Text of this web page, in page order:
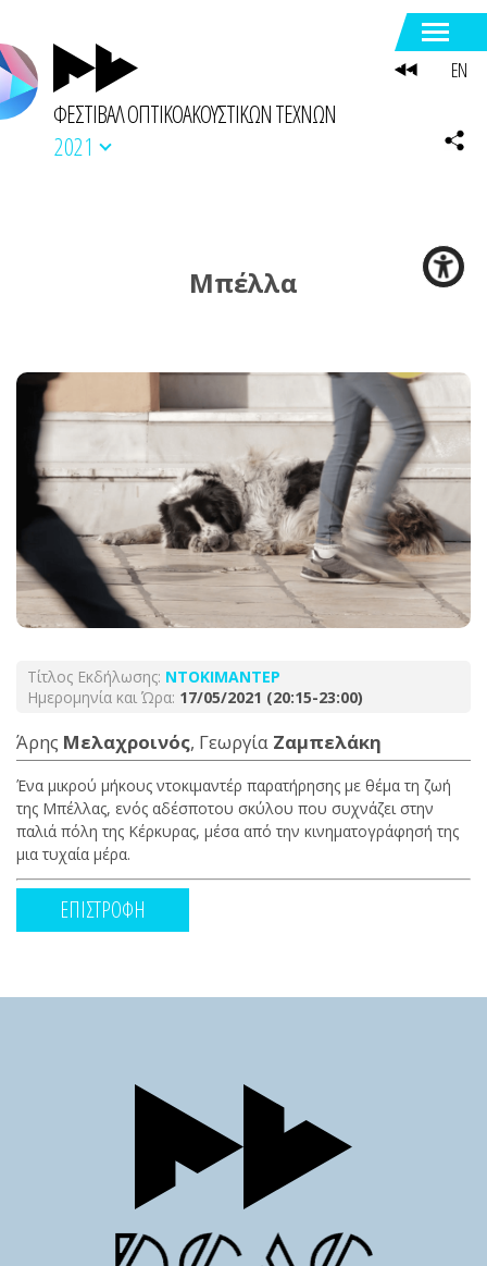
ΦΕΣΤΙΒΑΛ ΟΠΤΙΚΟΑΚΟΥΣΤΙΚΩΝ ΤΕΧΝΩΝ
2021
Μπέλλα
Τίτλος Εκδήλωσης: ΝΤΟΚΙΜΑΝΤΕΡ
Ημερομηνία και Ώρα: 17/05/2021 (20:15-23:00)
Άρης Μελαχροινός, Γεωργία Ζαμπελάκη
Ένα μικρού μήκους ντοκιμαντέρ παρατήρησης με θέμα τη ζωή
της Μπέλλας, ενός αδέσποτου σκύλου που συχνάζει στην
παλιά πόλη της Κέρκυρας, μέσα από την κινηματογράφησή της
μια τυχαία μέρα.
ΕΠΙΣΤΡΟΦΗ
EN